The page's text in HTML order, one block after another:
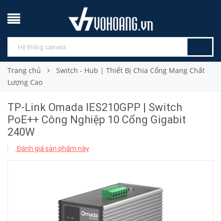
Trang chủ
Switch - Hub | Thiết Bị Chia Cổng Mang Chất
Lượng Cao
TP-Link Omada IES210GPP | Switch
PoE++ Công Nghiệp 10 Cổng Gigabit
240W
Đánh giá sản phẩm này